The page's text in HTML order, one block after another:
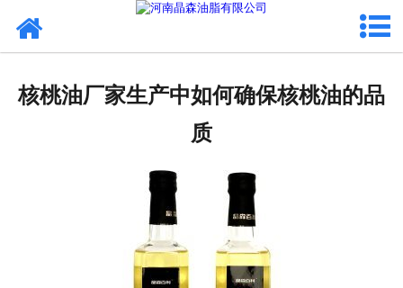
成功案例
核桃油厂家生产中如何确保核桃油的品
质